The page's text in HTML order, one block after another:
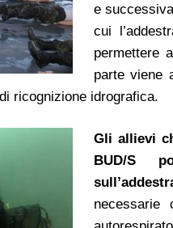
e
cui
permettere
parte viene
ricognizione idrografica.
Gli allievi
BUD/S